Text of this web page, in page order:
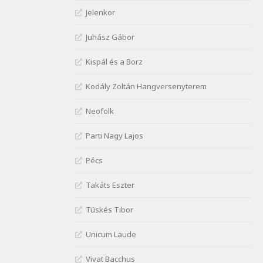
Janus Pannonius:
Névváltoztatásáról
Szélkiáltó
tavasszal
József Attila: Hajad az ujjamé
Szélkiáltó
Szélkiáltó
József Attila: Mikor az uccán
József Attila: Minden s
Szélkiáltó
József Attila: Mióta elmentél
Jelenkor
Juhász Gábor
Kispál és a Borz
Kodály Zoltán Hangversenyterem
Neofolk
Parti Nagy Lajos
Pécs
Takáts Eszter
Tüskés Tibor
Unicum Laude
Vivat Bacchus